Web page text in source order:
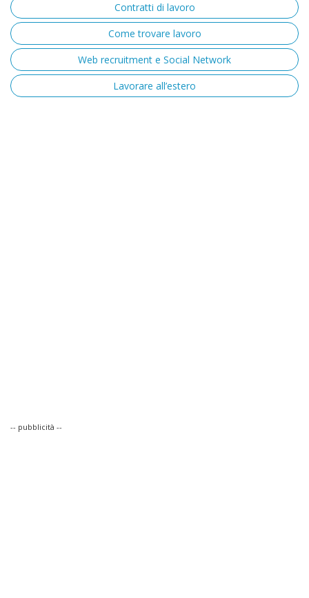
Contratti di lavoro
Come trovare lavoro
Web recruitment e Social Network
Lavorare all’estero
-- pubblicità --